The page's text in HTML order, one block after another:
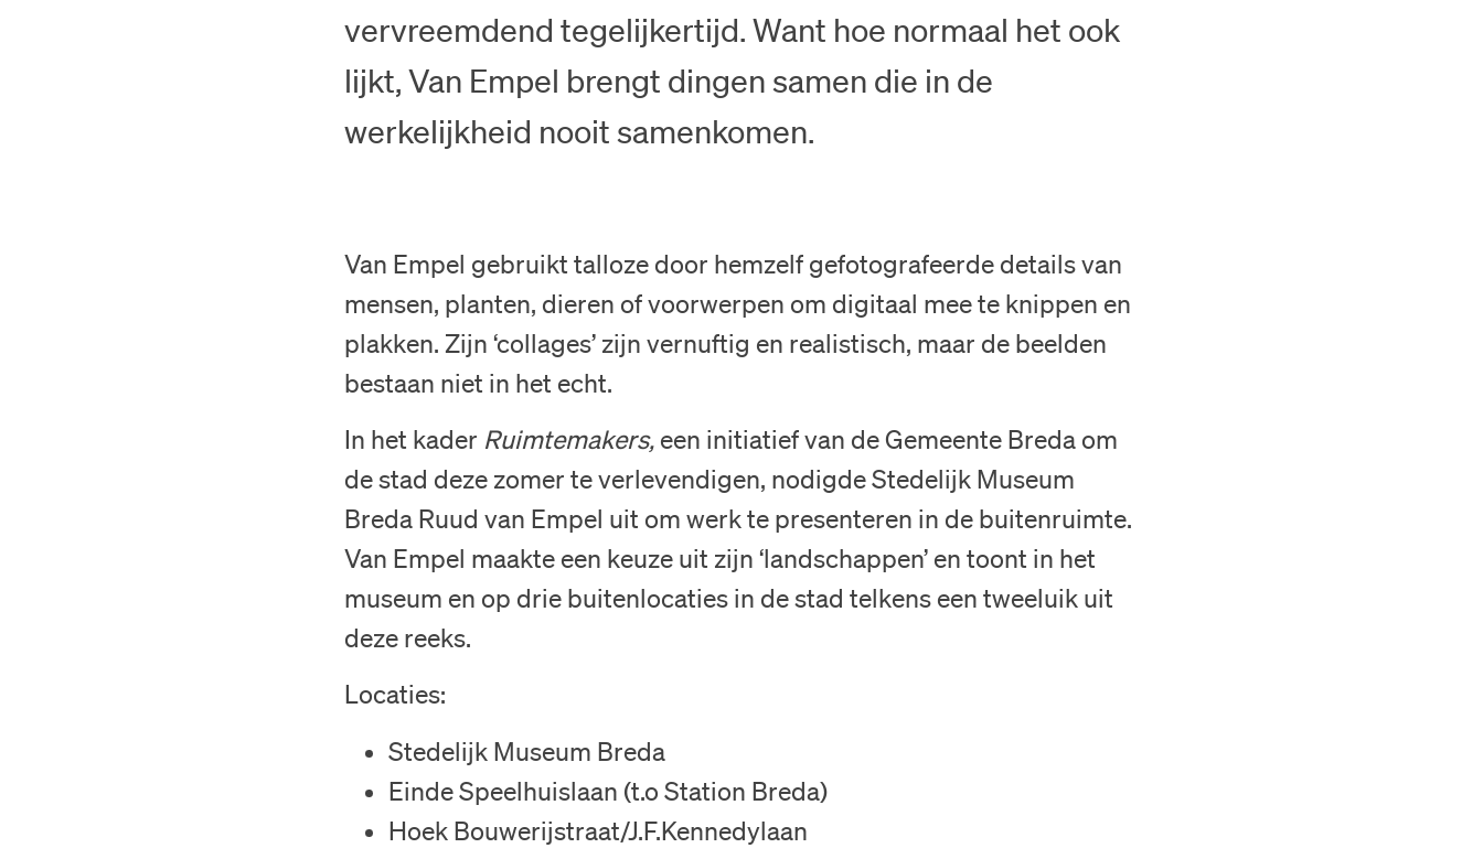
Museum
Collectie
Onderwijs
Steun ons
Zoeken
English
vervreemdend tegelijkertijd. Want hoe normaal het ook
lijkt, Van Empel brengt dingen samen die in de
werkelijkheid nooit samenkomen.
Van Empel gebruikt talloze door hemzelf gefotografeerde details van
mensen, planten, dieren of voorwerpen om digitaal mee te knippen en
plakken. Zijn ‘collages’ zijn vernuftig en realistisch, maar de beelden
bestaan niet in het echt.
In het kader Ruimtemakers, een initiatief van de Gemeente Breda om
de stad deze zomer te verlevendigen, nodigde Stedelijk Museum
Breda Ruud van Empel uit om werk te presenteren in de buitenruimte.
Van Empel maakte een keuze uit zijn ‘landschappen’ en toont in het
museum en op drie buitenlocaties in de stad telkens een tweeluik uit
deze reeks.
Locaties:
Stedelijk Museum Breda
Einde Speelhuislaan (t.o Station Breda)
Hoek Bouwerijstraat/J.F.Kennedylaan